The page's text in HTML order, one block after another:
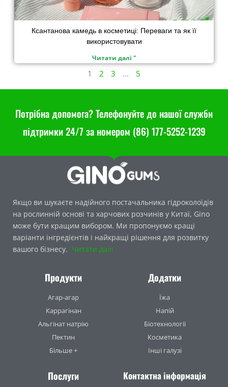
Ксантанова камедь в косметиці: Переваги та як її
використовувати
Читати далі "
1 2 3 ... 5
Потрібна допомога? Телефонуйте до нашої служби
підтримки 24/7 за номером (86) 177-5252-1239
Якщо ви шукаєте надійного постачальника гідроколоїдів
на рослинній основі та харчових розчинів у Китаї, Gino
може бути кращим вибором. Ми пропонуємо кращі
варіанти інгредієнтів і найкращі рішення для розвитку
вашого бізнесу. Читати далі
Продукти
Агар-агар
Каррагінан
Альгінат натрію
Пектин
Більше +
Додатки
Їжа
Напій
Біотехнології
Косметика
Інші галузі
Послуги Контактна інформація